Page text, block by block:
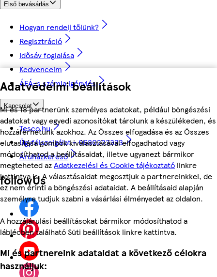
Adatvédelmi beállítások
Mi és 18 partnerünk személyes adatokat, például böngészési
adatokat vagy egyedi azonosítókat tárolunk a készülékeden, és
hozzáférhetünk azokhoz. Az Összes elfogadása és az Összes
elutasítása gombok kiválasztásával elfogadhatod vagy
módosíthatod a beállításaidat, illetve ugyanezt bármikor
megteheted azAdatkezelési és Cookie tájékoztató linkre
kattintva is. A választásaidat megosztjuk a partnereinkkel, de
ez nem érinti a böngészési adataidat. A beállításaid alapján
személyre tudjuk szabni a vásárlási élményedet az oldalon.
A hozzájárulási beállításokat bármikor módosíthatod a
láblécben található Süti beállítások linkre kattintva.
Mi és partnereink adataidat a következő célokra
használjuk:
Első bevásárlás
Hogyan rendelj tőlünk?
Regisztráció
Idősáv foglalása
Kedvenceim
ÁFÁ-s számla igénylés
Kapcsolat
Tesco.hu
Ügyfélszolgálat - 0680222333
Áruházkereső
followUs